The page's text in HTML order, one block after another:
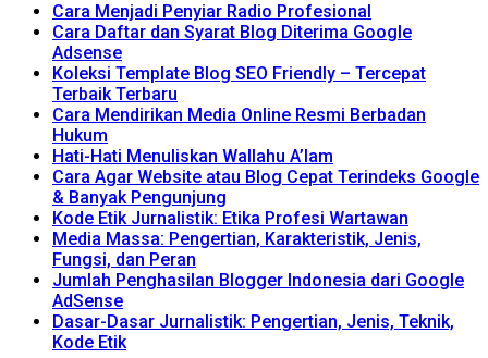
Cara Menjadi Penyiar Radio Profesional
Cara Daftar dan Syarat Blog Diterima Google
Adsense
Koleksi Template Blog SEO Friendly – Tercepat
Terbaik Terbaru
Cara Mendirikan Media Online Resmi Berbadan
Hukum
Hati-Hati Menuliskan Wallahu A’lam
Cara Agar Website atau Blog Cepat Terindeks Google
& Banyak Pengunjung
Kode Etik Jurnalistik: Etika Profesi Wartawan
Media Massa: Pengertian, Karakteristik, Jenis,
Fungsi, dan Peran
Jumlah Penghasilan Blogger Indonesia dari Google
AdSense
Dasar-Dasar Jurnalistik: Pengertian, Jenis, Teknik,
Kode Etik